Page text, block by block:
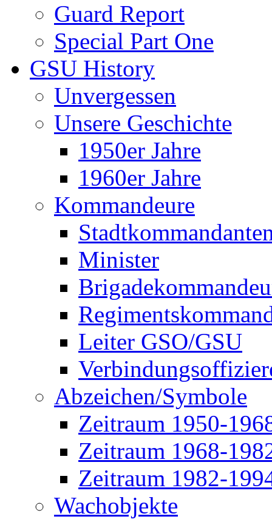
Guard Report
Special Part One
GSU History
Unvergessen
Unsere Geschichte
1950er Jahre
1960er Jahre
Kommandeure
Minister
Leiter GSO/GSU
Abzeichen/Symbole
Zeitraum 1950-
Zeitraum 1968-
Zeitraum 1982-
Wachobjekte